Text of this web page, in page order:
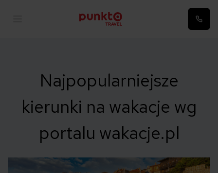
Najpopularniejsze
kierunki na wakacje wg
portalu wakacje.pl